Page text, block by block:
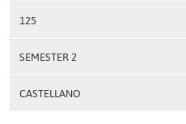
125
SEMESTER 2
CASTELLANO